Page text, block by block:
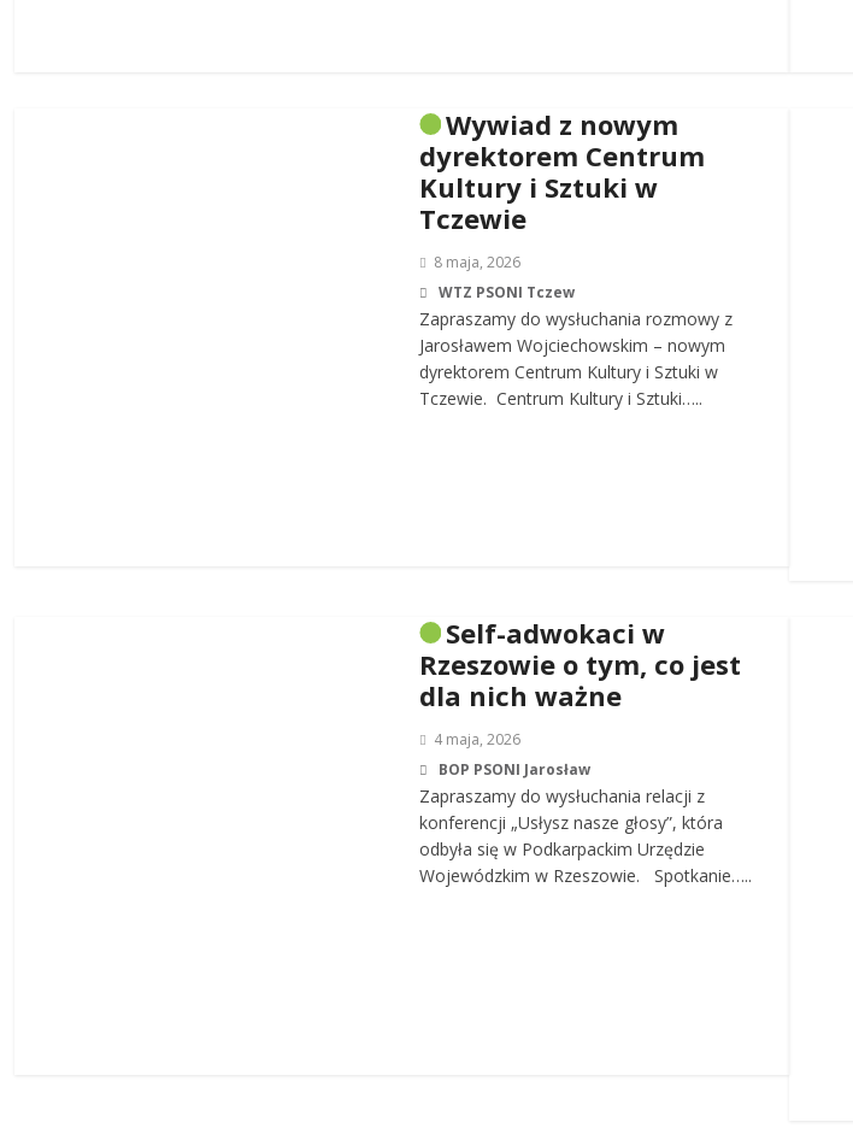
Wywiad z nowym
dyrektorem Centrum
Kultury i Sztuki w
Tczewie
8 maja, 2026
WTZ PSONI Tczew
Zapraszamy do wysłuchania rozmowy z
Jarosławem Wojciechowskim – nowym
dyrektorem Centrum Kultury i Sztuki w
Tczewie. Centrum Kultury i Sztuki…..
Self-adwokaci w
Rzeszowie o tym, co jest
dla nich ważne
4 maja, 2026
BOP PSONI Jarosław
Zapraszamy do wysłuchania relacji z
konferencji „Usłysz nasze głosy”, która
odbyła się w Podkarpackim Urzędzie
Wojewódzkim w Rzeszowie. Spotkanie…..